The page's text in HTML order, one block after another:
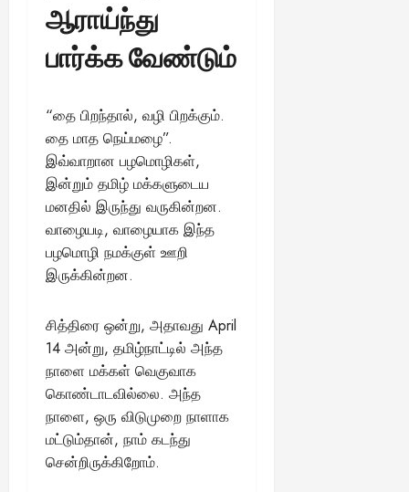
ஆராய்ந்து
பார்க்க வேண்டும்
“தை பிறந்தால், வழி பிறக்கும்.
தை மாத நெய்மழை”.
இவ்வாறான பழமொழிகள்,
இன்றும் தமிழ் மக்களுடைய
மனதில் இருந்து வருகின்றன.
வாழையடி, வாழையாக இந்த
பழமொழி நமக்குள் ஊறி
இருக்கின்றன.
சித்திரை ஒன்று, அதாவது April
14 அன்று, தமிழ்நாட்டில் அந்த
நாளை மக்கள் வெகுவாக
கொண்டாடவில்லை. அந்த
நாளை, ஒரு விடுமுறை நாளாக
மட்டும்தான், நாம் கடந்து
சென்றிருக்கிறோம்.